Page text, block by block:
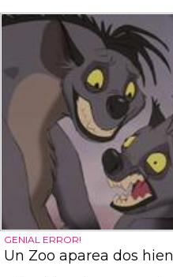
GENIAL ERROR!
Un Zoo aparea dos